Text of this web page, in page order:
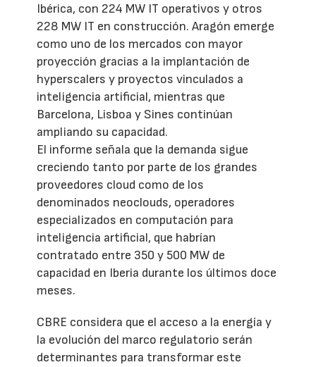
Ibérica, con 224 MW IT operativos y otros
228 MW IT en construcción. Aragón emerge
como uno de los mercados con mayor
proyección gracias a la implantación de
hyperscalers y proyectos vinculados a
inteligencia artificial, mientras que
Barcelona, Lisboa y Sines continúan
ampliando su capacidad.
El informe señala que la demanda sigue
creciendo tanto por parte de los grandes
proveedores cloud como de los
denominados neoclouds, operadores
especializados en computación para
inteligencia artificial, que habrían
contratado entre 350 y 500 MW de
capacidad en Iberia durante los últimos doce
meses.
CBRE considera que el acceso a la energía y
la evolución del marco regulatorio serán
determinantes para transformar este